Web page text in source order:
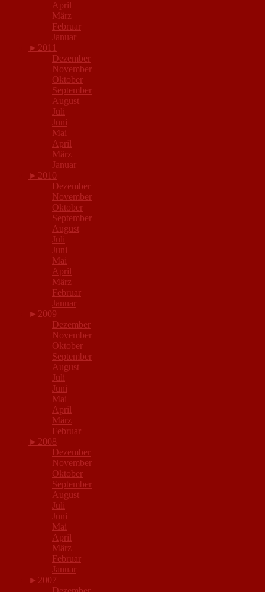
April
März
Februar
Januar
► 2011
Dezember
November
Oktober
September
August
Juli
Juni
Mai
April
März
Januar
► 2010
Dezember
November
Oktober
September
August
Juli
Juni
Mai
April
März
Februar
Januar
► 2009
Dezember
November
Oktober
September
August
Juli
Juni
Mai
April
März
Februar
► 2008
Dezember
November
Oktober
September
August
Juli
Juni
Mai
April
März
Februar
Januar
► 2007